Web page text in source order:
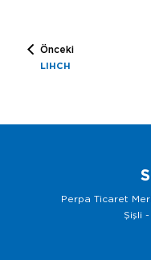
Önceki
LIHCH
Perpa Ticaret
Şişli